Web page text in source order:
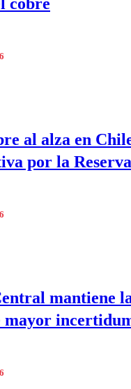
al alza en
por la
mantiene
mayor